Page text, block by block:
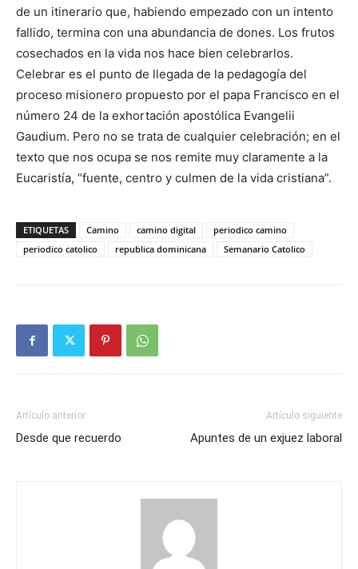
de un itinerario que, habiendo empezado con un intento
fallido, termina con una abundancia de dones. Los frutos
cose­chados en la vida nos hace bien celebrarlos.
Celebrar es el punto de llegada de la pedagogía del
proceso misionero propuesto por el papa Francis­co en el
número 24 de la ex­hortación apostólica Evangelii
Gaudium. Pero no se trata de cualquier celebración; en el
texto que nos ocupa se nos re­mite muy claramente a la
Eucaristía, “fuente, centro y culmen de la vida cristiana”.
ETIQUETAS Camino camino digital
periodico camino
periodico catolico
republica dominicana Semanario Catolico
Artículo anterior
Desde que recuerdo
Artículo siguiente
Apuntes de un exjuez laboral